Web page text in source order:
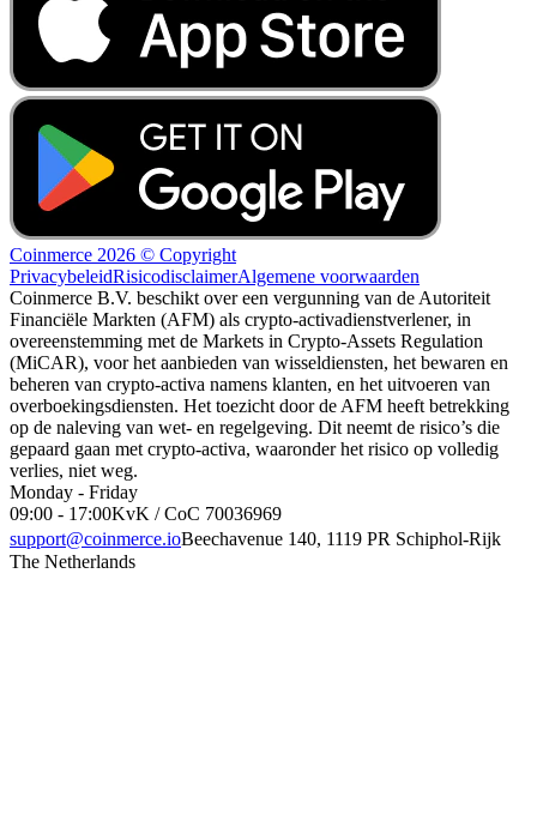
Coinmerce 2026 © Copyright
PrivacybeleidRisicodisclaimerAlgemene voorwaarden
Coinmerce B.V. beschikt over een vergunning van de Autoriteit
Financiële Markten (AFM) als crypto-activadienstverlener, in
overeenstemming met de Markets in Crypto-Assets Regulation
(MiCAR), voor het aanbieden van wisseldiensten, het bewaren en
beheren van crypto-activa namens klanten, en het uitvoeren van
overboekingsdiensten. Het toezicht door de AFM heeft betrekking
op de naleving van wet- en regelgeving. Dit neemt de risico’s die
gepaard gaan met crypto-activa, waaronder het risico op volledig
verlies, niet weg.
Monday - Friday
09:00 - 17:00KvK / CoC 70036969
support@coinmerce.ioBeechavenue 140, 1119 PR Schiphol-Rijk
The Netherlands